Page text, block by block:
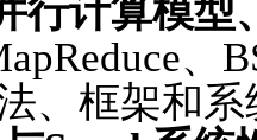
行计算模型
、
、框架和系